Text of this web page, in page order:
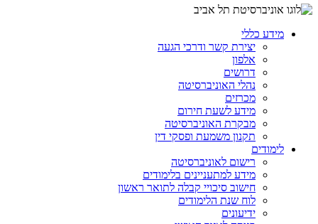
מידע כללי
יצירת קשר ודרכי הגעה
אלפון
דרושים
נהלי האוניברסיטה
מכרזים
מידע לשעת חירום
מבקרת האוניברסיטה
תקנון משמעת ופסקי דין
לימודים
רישום לאוניברסיטה
מידע למתעניינים בלימודים
חישוב סיכויי קבלה לתואר ראשון
לוח שנת הלימודים
ידיעונים